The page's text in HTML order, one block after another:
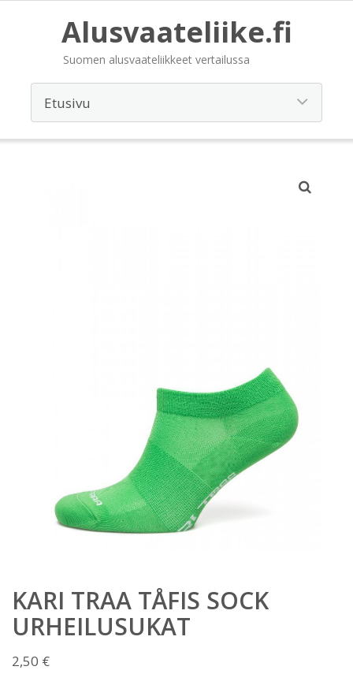
Alusvaateliike.fi
Suomen alusvaateliikkeet vertailussa
KARI TRAA TÅFIS SOCK
URHEILUSUKAT
2,50 €